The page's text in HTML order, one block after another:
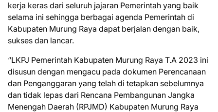
kerja keras dari seluruh jajaran Pemerintah yang baik
selama ini sehingga berbagai agenda Pemerintah di
Kabupaten Murung Raya dapat berjalan dengan baik,
sukses dan lancar.
“LKPJ Pemerintah Kabupaten Murung Raya T.A 2023 ini
disusun dengan mengacu pada dokumen Perencanaan
dan Penganggaran yang telah di tetapkan sebelumnya
dan tidak lepas dari Rencana Pembangunan Jangka
Menengah Daerah (RPJMD) Kabupaten Murung Raya